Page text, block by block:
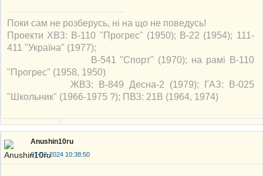
Поки сам не розберусь, ні на що не поведусь!
Проекти ХВЗ: В-110 "Прогрес" (1950); В-22 (1954); 111-
411 "Україна" (1977);
В-541 "Спорт" (1970); на рамі В-110
"Прогрес" (1958, 1950)
ЖВЗ: В-849 Десна-2 (1979); ГАЗ: В-025
"Школьник" (1966-1975 ?); ПВЗ: 21В (1964, 1974)
Anushin10ru
07-02-2024 10:38:50